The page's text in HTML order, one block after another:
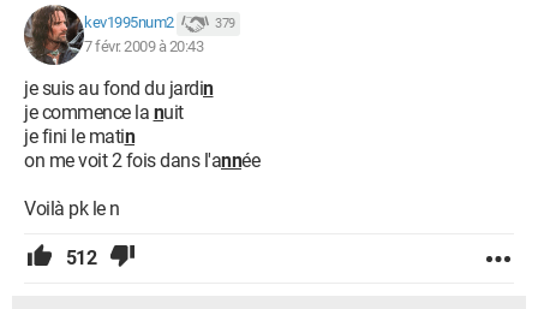
kev1995num2 379
7 févr. 2009 à 20:43
je suis au fond du jardin
je commence la nuit
je fini le matin
on me voit 2 fois dans l'année
Voilà pk le n
512